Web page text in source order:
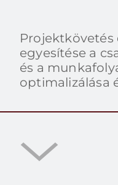
egyesítése a
és a
optimalizálása